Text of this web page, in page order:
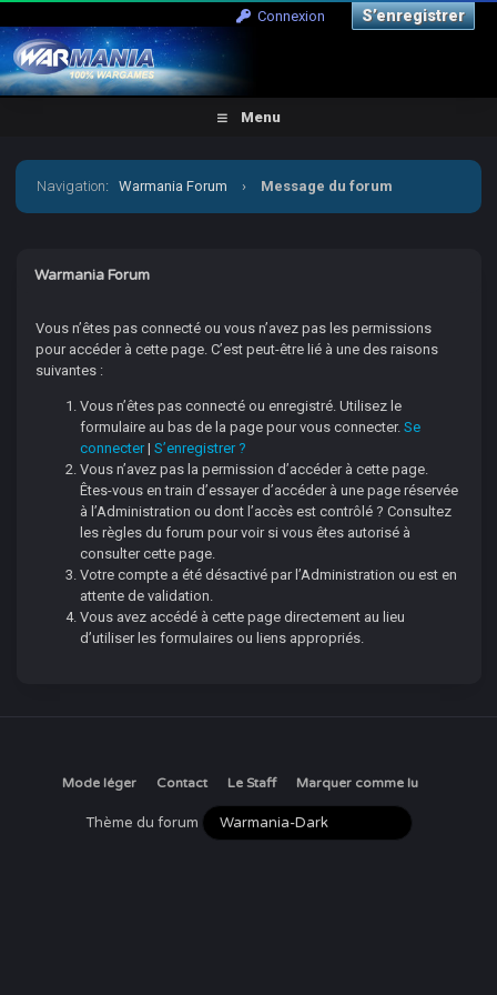
Connexion S’enregistrer
Menu
Navigation:Warmania Forum › Message du forum
Warmania Forum
Vous n’êtes pas connecté ou vous n’avez pas les permissions
pour accéder à cette page. C’est peut-être lié à une des raisons
suivantes :
Vous n’êtes pas connecté ou enregistré. Utilisez le
formulaire au bas de la page pour vous connecter.Se
connecter|S’enregistrer ?
Vous n’avez pas la permission d’accéder à cette page.
Êtes-vous en train d’essayer d’accéder à une page réservée
à l’Administration ou dont l’accès est contrôlé ? Consultez
les règles du forum pour voir si vous êtes autorisé à
consulter cette page.
Votre compte a été désactivé par l’Administration ou est en
attente de validation.
Vous avez accédé à cette page directement au lieu
d’utiliser les formulaires ou liens appropriés.
Mode léger Contact Le Staff Marquer comme lu
Thème du forum